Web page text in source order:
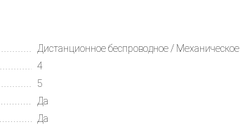
Дистанционное беспроводное / Механическое
4
5
Да
Да